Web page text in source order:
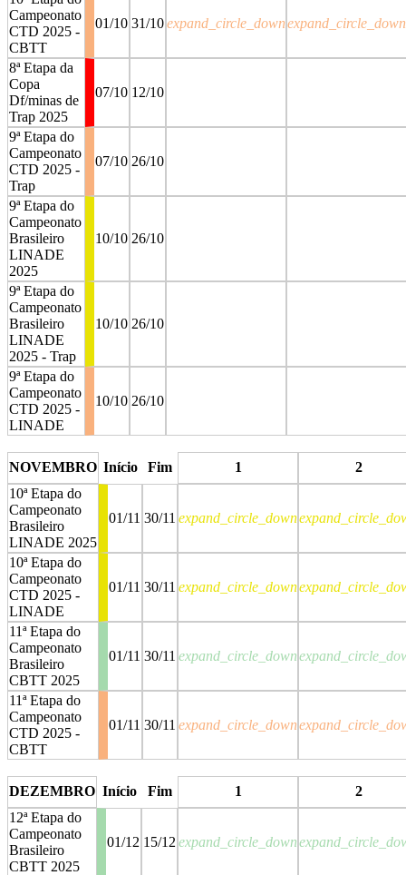
Campeonato
CTD 2025 -
CBTT
01/10 31/10expand_circle_downexpand_circle_down
8ª Etapa da
Copa
Df/minas de
Trap 2025
07/10 12/10
9ª Etapa do
Campeonato
CTD 2025 -
Trap
07/10 26/10
9ª Etapa do
Campeonato
Brasileiro
LINADE
2025
10/10 26/10
9ª Etapa do
Campeonato
Brasileiro
LINADE
2025 - Trap
10/10 26/10
9ª Etapa do
Campeonato
CTD 2025 -
LINADE
10/10 26/10
NOVEMBRO Início Fim 1
2
10ª Etapa do
Campeonato
Brasileiro
LINADE 2025
01/11 30/11 expand_circle_down
10ª Etapa do
Campeonato
CTD 2025 -
LINADE
01/11 30/11 expand_circle_down
11ª Etapa do
Campeonato
Brasileiro
CBTT 2025
01/11 30/11 expand_circle_down
11ª Etapa do
Campeonato
CTD 2025 -
CBTT
01/11 30/11 expand_circle_down
DEZEMBRO Início Fim 1
2
12ª Etapa do
Campeonato
Brasileiro
CBTT 2025
01/12 15/12 expand_circle_down